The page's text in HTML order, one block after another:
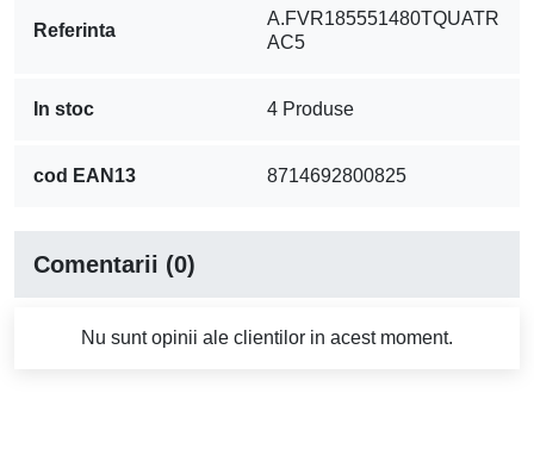
Referinta
A.FVR185551480TQUATR
AC5
In stoc 4 Produse
cod EAN13 8714692800825
Comentarii (0)
Nu sunt opinii ale clientilor in acest moment.